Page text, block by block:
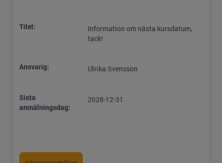
Titel:
Information om nästa kursdatum,
tack!
Ansvarig: Ulrika Svensson
Sista
anmälningsdag:
2028-12-31